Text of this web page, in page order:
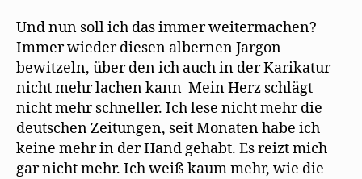
Und nun soll ich das immer weitermachen?
Immer wieder diesen albernen Jargon
bewitzeln, über den ich auch in der Karikatur
nicht mehr lachen kann Mein Herz schlägt
nicht mehr schneller. Ich lese nicht mehr die
deutschen Zeitungen, seit Monaten habe ich
keine mehr in der Hand gehabt. Es reizt mich
gar nicht mehr. Ich weiß kaum mehr, wie die